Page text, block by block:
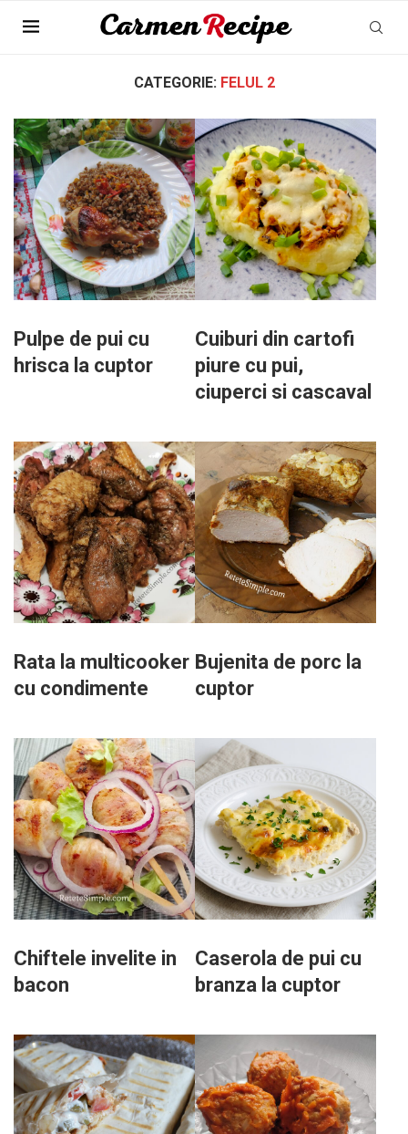
CATEGORIE: FELUL 2
Pulpe de pui cu
hrisca la cuptor
Cuiburi din cartofi
piure cu pui,
ciuperci si cascaval
Rata la multicooker
cu condimente
Bujenita de porc la
cuptor
Chiftele invelite in
bacon
Caserola de pui cu
branza la cuptor